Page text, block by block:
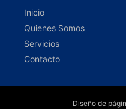
Inicio
Quienes Somos
Servicios
Contacto
Diseño de